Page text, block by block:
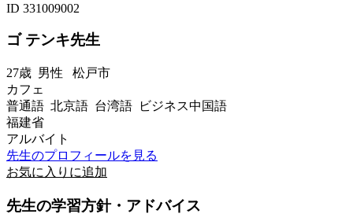
ID 331009002
ゴ テンキ先生
27歳 男性 松戸市
カフェ
普通語 北京語 台湾語 ビジネス中国語
福建省
アルバイト
先生のプロフィールを見る
お気に入りに追加
先生の学習方針・アドバイス